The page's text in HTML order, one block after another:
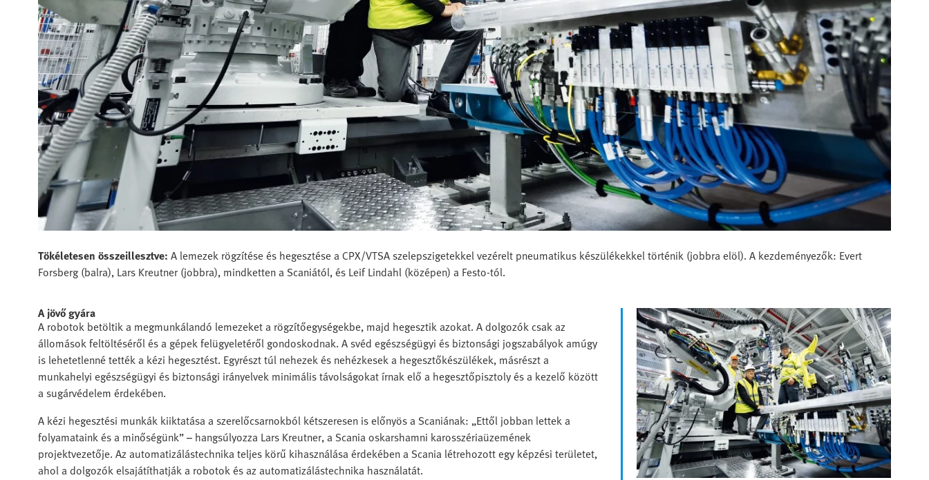
Tökéletesen összeillesztve: A lemezek rögzítése és hegesztése a CPX/VTSA szelepszigetekkel vezérelt pneumatikus készülékekkel történik (jobbra elöl). A kezdeményezők: Evert
Forsberg (balra), Lars Kreutner (jobbra), mindketten a Scaniától, és Leif Lindahl (középen) a Festo-tól.
A jövő gyára
A robotok betöltik a megmunkálandó lemezeket a rögzítőegységekbe, majd hegesztik azokat. A dolgozók csak az
állomások feltöltéséről és a gépek felügyeletéről gondoskodnak. A svéd egészségügyi és biztonsági jogszabályok amúgy
is lehetetlenné tették a kézi hegesztést. Egyrészt túl nehezek és nehézkesek a hegesztőkészülékek, másrészt a
munkahelyi egészségügyi és biztonsági irányelvek minimális távolságokat írnak elő a hegesztőpisztoly és a kezelő között
a sugárvédelem érdekében.
A kézi hegesztési munkák kiiktatása a szerelőcsarnokból kétszeresen is előnyös a Scaniának: „Ettől jobban lettek a
folyamataink és a minőségünk” – hangsúlyozza Lars Kreutner, a Scania oskarshamni karosszériaüzemének
projektvezetője. Az automatizálástechnika teljes körű kihasználása érdekében a Scania létrehozott egy képzési területet,
ahol a dolgozók elsajátíthatják a robotok és az automatizálástechnika használatát.